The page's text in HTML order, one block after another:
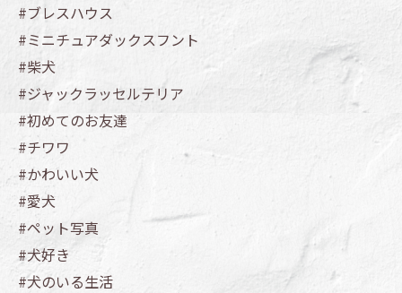
#ブレスハウス
#ミニチュアダックスフント
#柴犬
#ジャックラッセルテリア
#初めてのお友達
#チワワ
#かわいい犬
#愛犬
#ペット写真
#犬好き
#犬のいる生活